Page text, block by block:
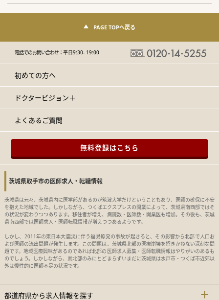
PAGE TOPへ戻る
電話でのお問い合わせ：平日9:30- 19:00
初めての方へ
ドクタービジョン＋
よくあるご質問
無料登録はこちら
茨城県取手市の医師求人・転職情報
茨城県は元々、茨城県内に医学部があるのが筑波大学だけということもあり、医師の確保に不安
を抱えた地域でした。しかしながら、つくばエクスプレスの開業によって、茨城県南西部ではそ
の状況が変わりつつあります。移住者が増え、病院数・医師数・開業医も増加。その後も、茨城
県南西部では医師求人・医師転職情報が増えつつあるようです。
しかし、2011年の東日本大震災に伴う福島原発の事故が起きると、その影響から北部で人口お
よび医師の流出問題が発生します。この問題は、茨城県北部の医療崩壊を招きかねない深刻な問
題です。地域医療興味があるのであれば北部の医師求人募集・医師転職情報はやりがいのあるも
のでしょう。しかしながら、県北部のみにとどまらずいまだに茨城県は水戸市・つくば市近郊以
外は慢性的に医師不足の状況です。
都道府県から求人情報を探す